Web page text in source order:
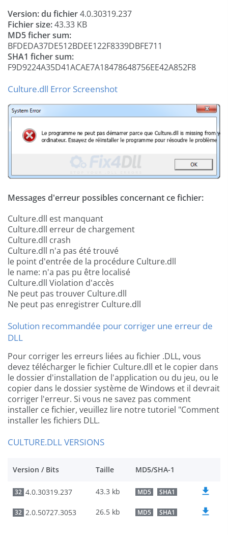
Version: du fichier4.0.30319.237
Fichier size:43.33 KB
MD5 ficher sum:
BFDEDA37DE512BDEE122F8339DBFE711
SHA1 ficher sum:
F9D9224A35D41ACAE7A18478648756EE42A852F8
Culture.dll Error Screenshot
Messages d'erreur possibles concernant ce fichier:
Culture.dll est manquant
Culture.dll erreur de chargement
Culture.dll crash
Culture.dll n'a pas été trouvé
le point d'entrée de la procédure Culture.dll
le name: n'a pas pu être localisé
Culture.dll Violation d'accès
Ne peut pas trouver Culture.dll
Ne peut pas enregistrer Culture.dll
Solution recommandée pour corriger une erreur de
DLL
Pour corriger les erreurs liées au fichier .DLL, vous
devez télécharger le fichier Culture.dll et le copier dans
le dossier d'installation de l'application ou du jeu, ou le
copier dans le dossier système de Windows et il devrait
corriger l'erreur. Si vous ne savez pas comment
installer ce fichier, veuillez lire notre tutoriel "Comment
installer les fichiers DLL.
CULTURE.DLL VERSIONS
Version / Bits Taille MD5/SHA-1
32 4.0.30319.237 43.3 kb MD5 SHA1
32 2.0.50727.3053 26.5 kb MD5 SHA1